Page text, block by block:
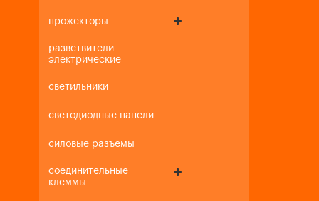
прожекторы
разветвители
электрические
светильники
светодиодные панели
силовые разъемы
соединительные
клеммы